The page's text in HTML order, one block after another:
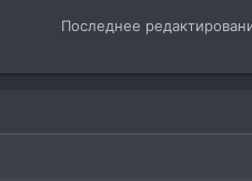
Последнее